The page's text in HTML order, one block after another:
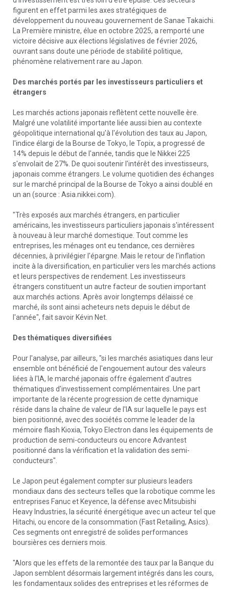
figurent en effet parmi les axes stratégiques de
développement du nouveau gouvernement de Sanae Takaichi.
La Première ministre, élue en octobre 2025, a remporté une
victoire décisive aux élections législatives de février 2026,
ouvrant sans doute une période de stabilité politique,
phénomène relativement rare au Japon.
Des marchés portés par les investisseurs particuliers et
étrangers
Les marchés actions japonais reflètent cette nouvelle ère.
Malgré une volatilité importante liée aussi bien au contexte
géopolitique international qu'à l'évolution des taux au Japon,
l'indice élargi de la Bourse de Tokyo, le Topix, a progressé de
14% depuis le début de l'année, tandis que le Nikkei 225
s'envolait de 27%. De quoi soutenir l'intérêt des investisseurs,
japonais comme étrangers. Le volume quotidien des échanges
sur le marché principal de la Bourse de Tokyo a ainsi doublé en
un an (source : Asia.nikkei.com).
"Très exposés aux marchés étrangers, en particulier
américains, les investisseurs particuliers japonais s'intéressent
à nouveau à leur marché domestique. Tout comme les
entreprises, les ménages ont eu tendance, ces dernières
décennies, à privilégier l'épargne. Mais le retour de l'inflation
incite à la diversification, en particulier vers les marchés actions
et leurs perspectives de rendement. Les investisseurs
étrangers constituent un autre facteur de soutien important
aux marchés actions. Après avoir longtemps délaissé ce
marché, ils sont ainsi acheteurs nets depuis le début de
l'année", fait savoir Kévin Net.
Des thématiques diversifiées
Pour l'analyse, par ailleurs, "si les marchés asiatiques dans leur
ensemble ont bénéficié de l'engouement autour des valeurs
liées à l'IA, le marché japonais offre également d'autres
thématiques d'investissement complémentaires. Une part
importante de la récente progression de cette dynamique
réside dans la chaîne de valeur de l'IA sur laquelle le pays est
bien positionné, avec des sociétés comme le leader de la
mémoire flash Kioxia, Tokyo Electron dans les équipements de
production de semi-conducteurs ou encore Advantest
positionné dans la vérification et la validation des semi-
conducteurs".
Le Japon peut également compter sur plusieurs leaders
mondiaux dans des secteurs telles que la robotique comme les
entreprises Fanuc et Keyence, la défense avec Mitsubishi
Heavy Industries, la sécurité énergétique avec un acteur tel que
Hitachi, ou encore de la consommation (Fast Retailing, Asics).
Ces segments ont enregistré de solides performances
boursières ces derniers mois.
"Alors que les effets de la remontée des taux par la Banque du
Japon semblent désormais largement intégrés dans les cours,
les fondamentaux solides des entreprises et les réformes de